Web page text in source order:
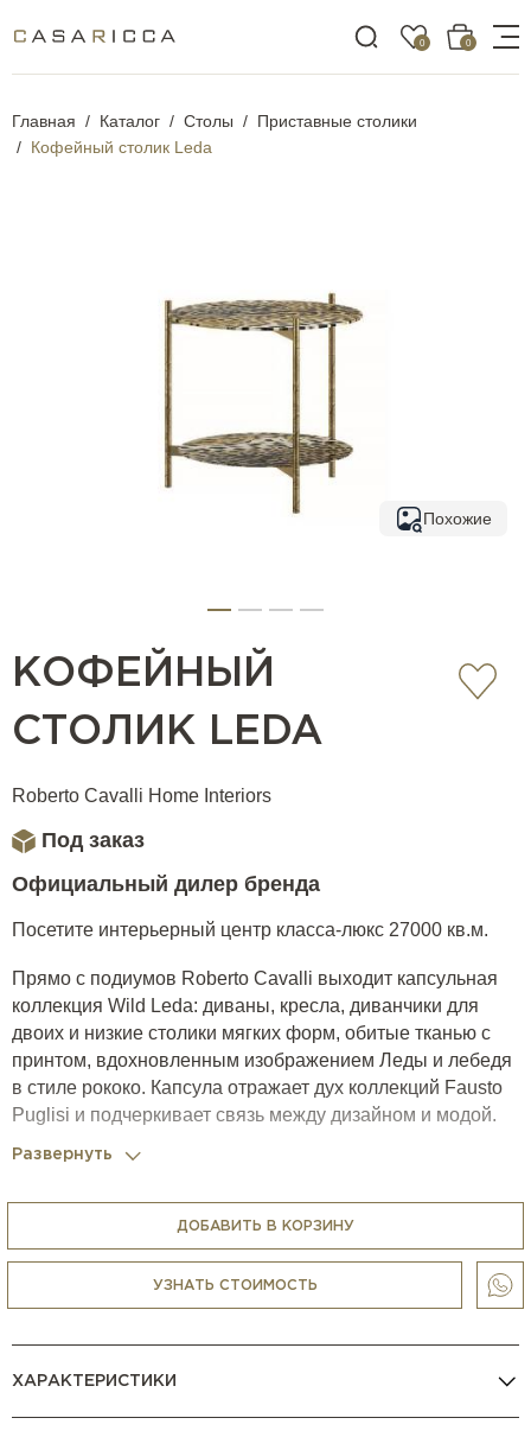
0 0
Главная Каталог Столы
Приставные столики
Кофейный столик Leda
Похожие
КОФЕЙНЫЙ
СТОЛИК LEDA
Roberto Cavalli Home Interiors
Под заказ
Официальный дилер бренда
Посетите интерьерный центр класса-люкс 27000 кв.м.
Прямо с подиумов Roberto Cavalli выходит капсульная
коллекция Wild Leda: диваны, кресла, диванчики для
двоих и низкие столики мягких форм, обитые тканью с
принтом, вдохновленным изображением Леды и лебедя
в стиле рококо. Капсула отражает дух коллекций Fausto
Puglisi и подчеркивает связь между дизайном и модой.
Развернуть
ДОБАВИТЬ В КОРЗИНУ
УЗНАТЬ СТОИМОСТЬ
ХАРАКТЕРИСТИКИ